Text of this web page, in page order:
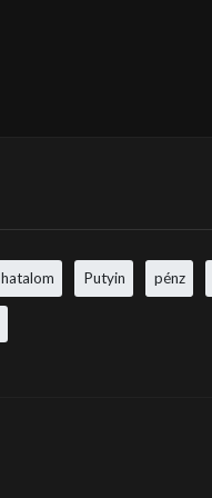
hatalom Putyin pénz